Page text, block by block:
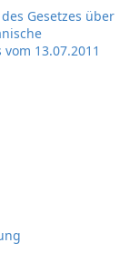
Gesetzes über
13.07.2011